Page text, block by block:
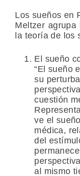
Los sueños en
Meltzer agrupa
la teoría de los
El sueño
“El sueño
su
cuestión
ve el
médica,
del
al mismo